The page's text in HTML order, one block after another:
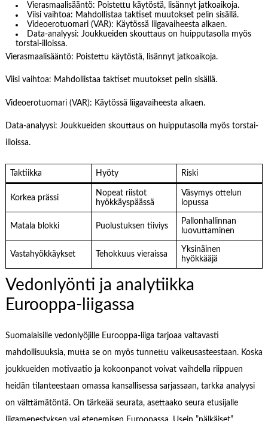
Vierasmaalisääntö: Poistettu käytöstä, lisännyt jatkoaikoja.
Viisi vaihtoa: Mahdollistaa taktiset muutokset pelin sisällä.
Videoerotuomari (VAR): Käytössä liigavaiheesta alkaen.
Data-analyysi: Joukkueiden skouttaus on huipputasolla myös
torstai-illoissa.
Vierasmaalisääntö: Poistettu käytöstä, lisännyt jatkoaikoja.
Viisi vaihtoa: Mahdollistaa taktiset muutokset pelin sisällä.
Videoerotuomari (VAR): Käytössä liigavaiheesta alkaen.
Data-analyysi: Joukkueiden skouttaus on huipputasolla myös torstai-
illoissa.
Taktiikka Hyöty Riski
Korkea prässi
Nopeat riistot
hyökkäyspäässä
Väsymys ottelun
lopussa
Matala blokki Puolustuksen tiiviys
Pallonhallinnan
luovuttaminen
Vastahyökkäykset Tehokkuus vieraissa
Yksinäinen
hyökkääjä
Vedonlyönti ja analytiikka
Eurooppa-liigassa
Suomalaisille vedonlyöjille Eurooppa-liiga tarjoaa valtavasti
mahdollisuuksia, mutta se on myös tunnettu vaikeusasteestaan. Koska
joukkueiden motivaatio ja kokoonpanot voivat vaihdella riippuen
heidän tilanteestaan omassa kansallisessa sarjassaan, tarkka analyysi
on välttämätöntä. On tärkeää seurata, asettaako seura etusijalle